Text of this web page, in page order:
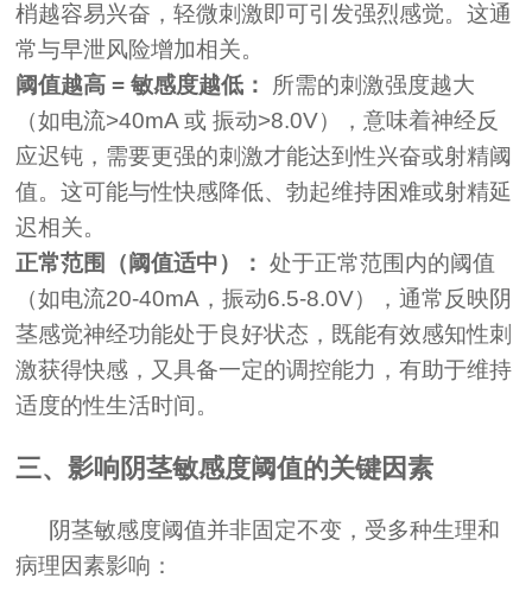
梢越容易兴奋，轻微刺激即可引发强烈感觉。这通
常与早泄风险增加相关。
阈值越高 = 敏感度越低：
所需的刺激强度越大
（如电流>40mA 或 振动>8.0V），意味着神经反
应迟钝，需要更强的刺激才能达到性兴奋或射精阈
值。这可能与性快感降低、勃起维持困难或射精延
迟相关。
正常范围（阈值适中）： 处于正常范围内的阈值
（如电流20-40mA，振动6.5-8.0V），通常反映阴
茎感觉神经功能处于良好状态，既能有效感知性刺
激获得快感，又具备一定的调控能力，有助于维持
适度的性生活时间。
三、影响阴茎敏感度阈值的关键因素
阴茎敏感度阈值并非固定不变，受多种生理和
病理因素影响：